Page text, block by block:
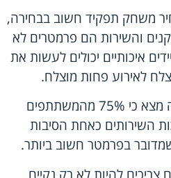
משחק תפקיד חשוב בבחירה,
והשירות הם פרמטרים לא
איכותיים יכולים לעשות את
לאירוע פחות מוצלח.
מחקר שנערך לאחרונה מצא כי 75% מהמשתתפים
השירותים כאחת הסיבות
בפרמטר חשוב ביותר.
צריכים להיות לא רק נקיים